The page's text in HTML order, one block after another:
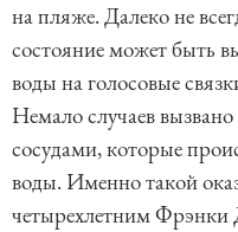
на пляже. Далеко не
состояние может быть
воды на голосовые
Немало случаев
сосудами, которые
воды. Именно такой
четырехлетним Фрэнки